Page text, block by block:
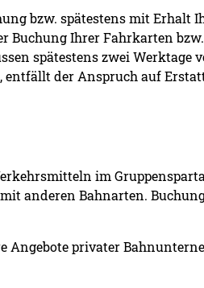
bzw. spätestens mit Erhalt
Ihrer Fahrkarten
spätestens zwei Werktage
entfällt der Anspruch auf
im
anderen Bahnarten.
Angebote privater